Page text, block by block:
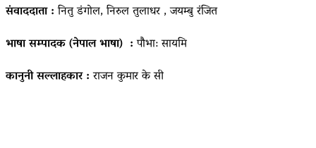
संवाददाता :नितु डंगोल, निरुल तुलाधर , जयम्बु रंजित
भाषा सम्पादक (नेपाल भाषा) :पौभा: सायमि
कानुनी सल्लाहकार :राजन कुमार के सी